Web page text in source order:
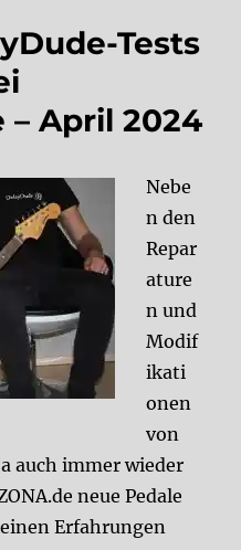
Tests
– April 2024
Nebe
n den
Repar
ature
n und
Modif
ikati
onen
von
auch immer wieder
neue Pedale
Erfahrungen